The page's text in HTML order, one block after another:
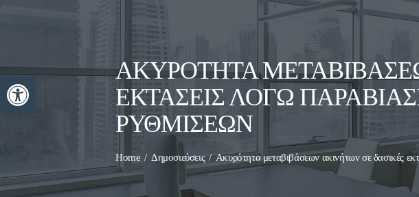
Ανοίξτε τη γραμμή εργαλείων
ΑΚΥΡΌΤΗΤΑ
ΕΚΤΆΣΕΙΣ ΛΌΓΩ
ΡΥΘΜΊΣΕΩΝ
Home Δημοσιεύσεις Ακυρότητα μεταβιβάσεων ακινήτων σε δασικές